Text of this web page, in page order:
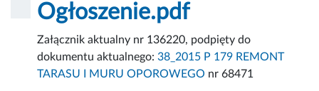
Ogłoszenie.pdf
Załącznik aktualny nr 136220, podpięty do
dokumentu aktualnego:38_2015 P 179 REMONT
TARASU I MURU OPOROWEGO nr 68471